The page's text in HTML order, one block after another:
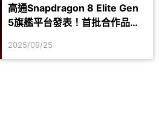
米
#SAMSUNG三星
#OPPO
#vivo
#realme真我
高通Snapdragon 8 Elite Gen
5旗艦平台發表！首批合作品牌
2025/09/25